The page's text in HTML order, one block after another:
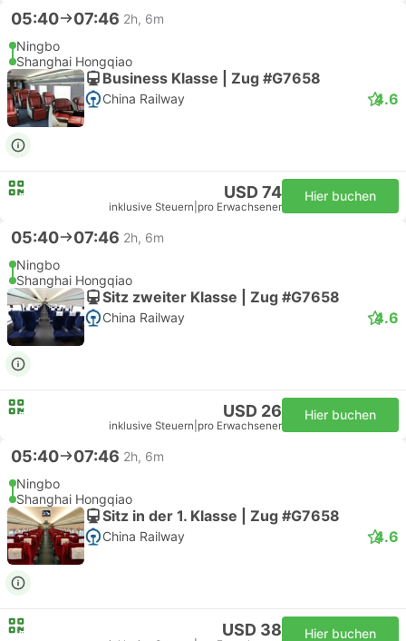
05:40 07:46 2h, 6m
Ningbo
Shanghai Hongqiao
Business Klasse | Zug #G7658
China Railway 4.6
USD 74
inklusive Steuern pro Erwachsener
Hier buchen
05:40 07:46 2h, 6m
Ningbo
Shanghai Hongqiao
Sitz zweiter Klasse | Zug #G7658
China Railway 4.6
USD 26
inklusive Steuern pro Erwachsener
Hier buchen
05:40 07:46 2h, 6m
Ningbo
Shanghai Hongqiao
Sitz in der 1. Klasse | Zug #G7658
China Railway 4.6
USD 38 Hier buchen